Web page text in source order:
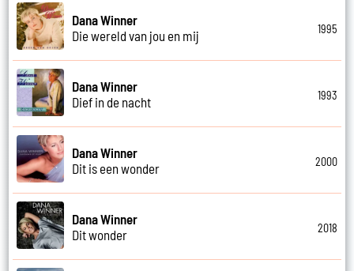
Dana Winner
Die wereld van jou en mij
1995
Dana Winner
Dief in de nacht
1993
Dana Winner
Dit is een wonder
2000
Dana Winner
Dit wonder
2018